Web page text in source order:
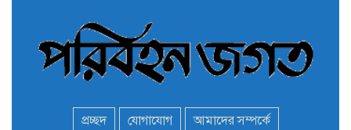
অনির্দিষ্টকালের জন্য বাংলাদেশে
প্রচ্ছদ যোগাযোগ আমাদের সম্পর্কে